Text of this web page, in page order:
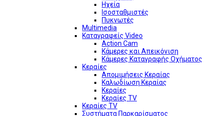
Ηχεία
Ισοσταθμιστές
Πυκνωτές
Multimedia
Καταγραφείς Video
Action Cam
Κάμερες και Απεικόνιση
Κάμερες Καταγραφής Οχήματος
Κεραίες
Απομιμήσεις Κεραίας
Καλωδίωση Κεραίας
Κεραίες
Κεραίες TV
Κεραίες TV
Συστήματα Παρκαρίσματος